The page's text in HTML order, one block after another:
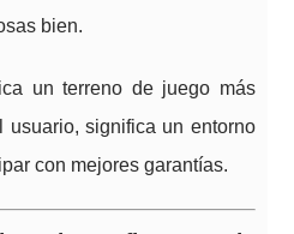
bien.
un terreno de juego más
usuario, significa un entorno
con mejores garantías.